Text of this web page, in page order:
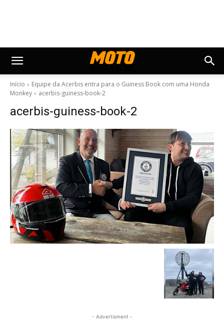
Início
Equipe da Acerbis entra para o Guiness Book com uma Honda
Monkey
acerbis-guiness-book-2
acerbis-guiness-book-2
- Advertisment -